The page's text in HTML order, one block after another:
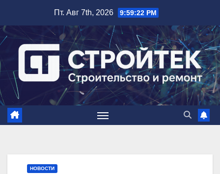
содержимому
Пт. Авг 7th, 2026 9:59:22 PM
НОВОСТИ